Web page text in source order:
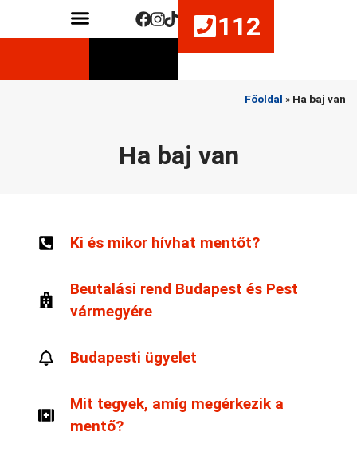
112
Főoldal » Ha baj van
Ha baj van
Ki és mikor hívhat mentőt?
Beutalási rend Budapest és Pest
vármegyére
Budapesti ügyelet
Mit tegyek, amíg megérkezik a
mentő?